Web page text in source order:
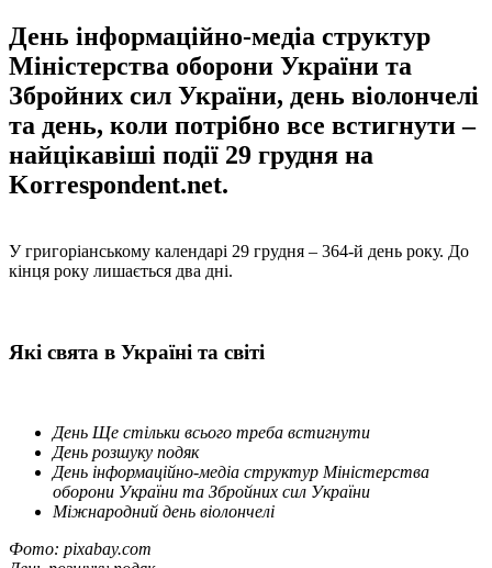
День інформаційно-медіа структур
Міністерства оборони України та
Збройних сил України, день віолончелі
та день, коли потрібно все встигнути –
найцікавіші події 29 грудня на
Korrespondent.net.
У григоріанському календарі 29 грудня – 364-й день року. До
кінця року лишається два дні.
Які свята в Україні та світі
День Ще стільки всього треба встигнути
День розшуку подяк
День інформаційно-медіа структур Міністерства
оборони України та Збройних сил України
Міжнародний день віолончелі
Фото: pixabay.com